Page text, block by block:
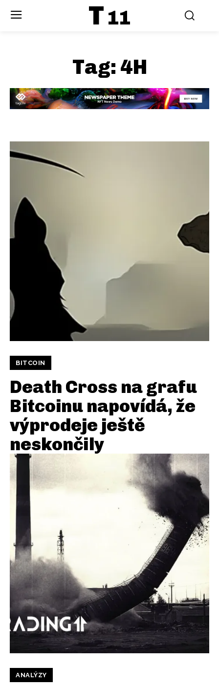
T 11
Tag: 4H
BITCOIN
Death Cross na grafu
Bitcoinu napovídá, že
výprodeje ještě
neskončily
ANALÝZY